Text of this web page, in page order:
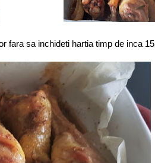
fara sa inchideti hartia timp de inca 15